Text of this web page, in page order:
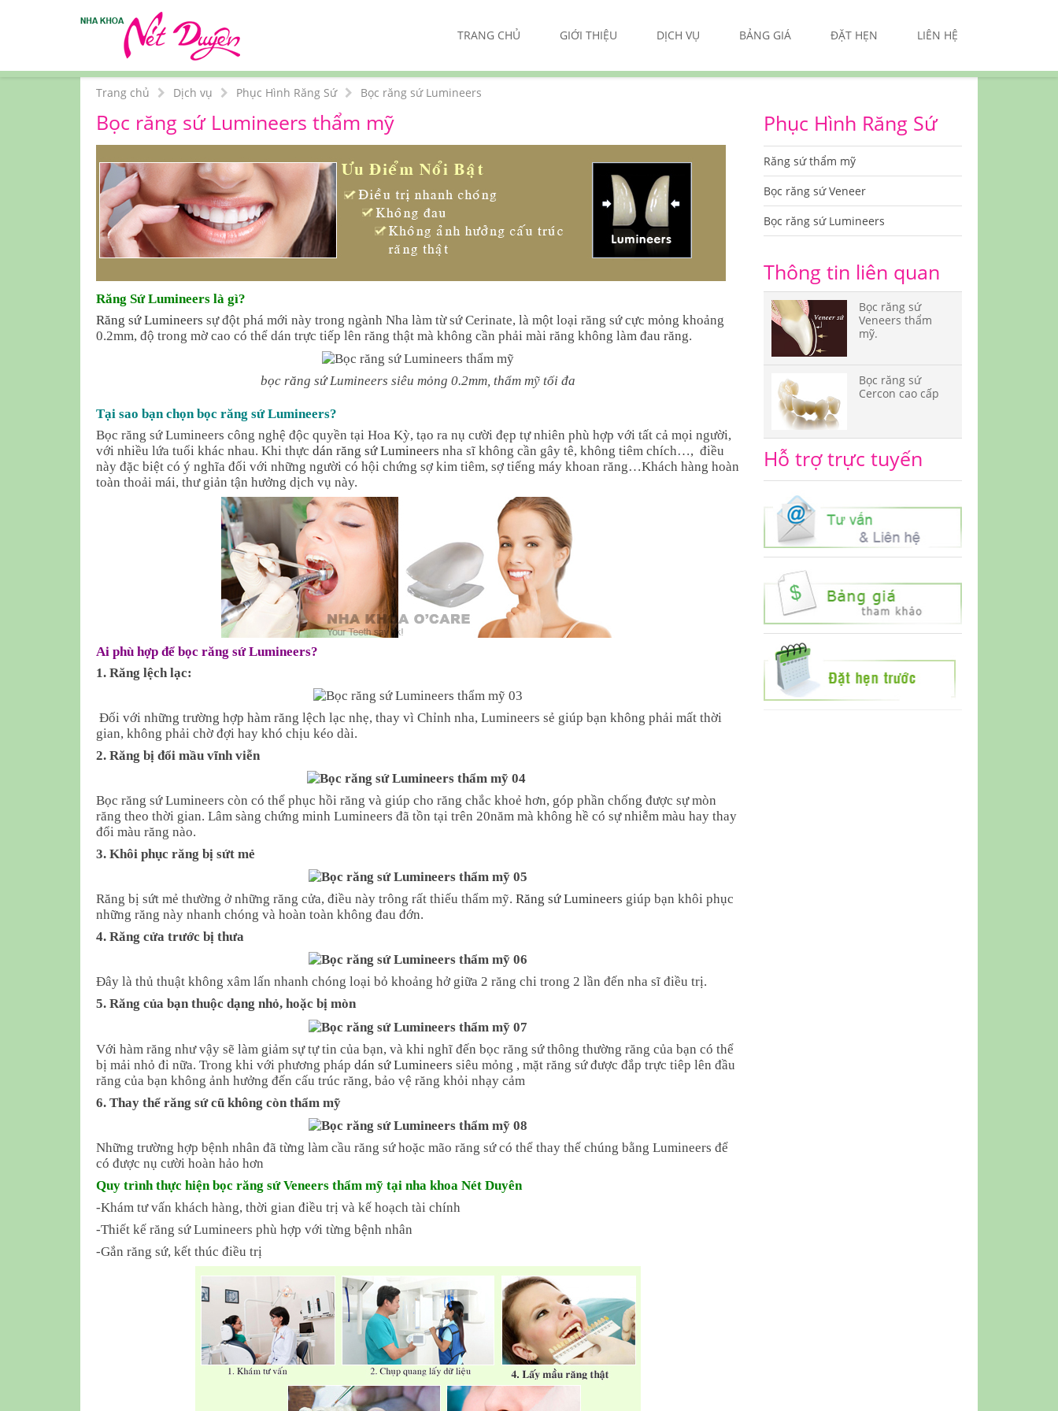
TRANG CHỦ GIỚI THIỆU DỊCH VỤ BẢNG GIÁ ĐẶT HẸN LIÊN HỆ
Trang chủ Dịch vụ Phục Hình Răng Sứ Bọc răng sứ Lumineers
Bọc răng sứ Lumineers thẩm mỹ
Răng Sứ Lumineers là gì?
Răng sứ Lumineers sự đột phá mới này trong ngành Nha làm từ sứ Cerinate, là một loại răng sứ cực mỏng khoảng
0.2mm, độ trong mờ cao có thể dán trực tiếp lên răng thật mà không cần phải mài răng không làm đau răng.
bọc răng sứ Lumineers siêu mỏng 0.2mm, thẩm mỹ tối đa
Tại sao bạn chọn bọc răng sứ Lumineers?
Bọc răng sứ Lumineers công nghệ độc quyền tại Hoa Kỳ, tạo ra nụ cười đẹp tự nhiên phù hợp với tất cả mọi người,
với nhiều lứa tuổi khác nhau. Khi thực dán răng sứ Lumineers nha sĩ không cần gây tê, không tiêm chích…, điều
này đặc biệt có ý nghĩa đối với những người có hội chứng sợ kim tiêm, sợ tiếng máy khoan răng…Khách hàng hoàn
toàn thoải mái, thư giản tận hưởng dịch vụ này.
Ai phù hợp để bọc răng sứ Lumineers?
1. Răng lệch lạc:
Đối với những trường hợp hàm răng lệch lạc nhẹ, thay vì Chỉnh nha, Lumineers sẻ giúp bạn không phải mất thời
gian, không phải chờ đợi hay khó chịu kéo dài.
2. Răng bị đổi mầu vĩnh viễn
Bọc răng sứ Lumineers còn có thể phục hồi răng và giúp cho răng chắc khoẻ hơn, góp phần chống được sự mòn
răng theo thời gian. Lâm sàng chứng minh Lumineers đã tồn tại trên 20năm mà không hề có sự nhiễm màu hay thay
đổi màu răng nào.
3. Khôi phục răng bị sứt mẻ
Răng bị sứt mẻ thường ở những răng cửa, điều này trông rất thiếu thẩm mỹ. Răng sứ Lumineers giúp bạn khôi phục
những răng này nhanh chóng và hoàn toàn không đau đớn.
4. Răng cửa trước bị thưa
Đây là thủ thuật không xâm lấn nhanh chóng loại bỏ khoảng hở giữa 2 răng chi trong 2 lần đến nha sĩ điều trị.
5. Răng của bạn thuộc dạng nhỏ, hoặc bị mòn
Với hàm răng như vậy sẽ làm giảm sự tự tin của bạn, và khi nghĩ đến bọc răng sứ thông thường răng của bạn có thể
bị mải nhỏ đi nữa. Trong khi với phương pháp dán sứ Lumineers siêu mỏng , mặt răng sứ được đắp trực tiêp lên đầu
răng của bạn không ảnh hưởng đến cấu trúc răng, bảo vệ răng khỏi nhạy cảm
6. Thay thể răng sứ cũ không còn thẩm mỹ
Những trường hợp bệnh nhân đã từng làm cầu răng sứ hoặc mão răng sứ có thể thay thế chúng bằng Lumineers để
có được nụ cười hoàn hảo hơn
Quy trình thực hiện bọc răng sứ Veneers thẩm mỹ tại nha khoa Nét Duyên
-Khám tư vấn khách hàng, thời gian điều trị và kế hoạch tài chính
-Thiết kế răng sứ Lumineers phù hợp với từng bệnh nhân
-Gắn răng sứ, kết thúc điều trị
Phục Hình Răng Sứ
Răng sứ thẩm mỹ
Bọc răng sứ Veneer
Bọc răng sứ Lumineers
Thông tin liên quan
Bọc răng sứ
Veneers thẩm
mỹ.
Bọc răng sứ
Cercon cao cấp
Hỗ trợ trực tuyến